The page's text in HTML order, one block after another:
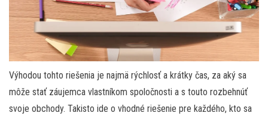
Výhodou tohto riešenia je najmä rýchlosť a krátky čas, za aký sa
môže stať záujemca vlastníkom spoločnosti a s touto rozbehnúť
svoje obchody. Takisto ide o vhodné riešenie pre každého, kto sa